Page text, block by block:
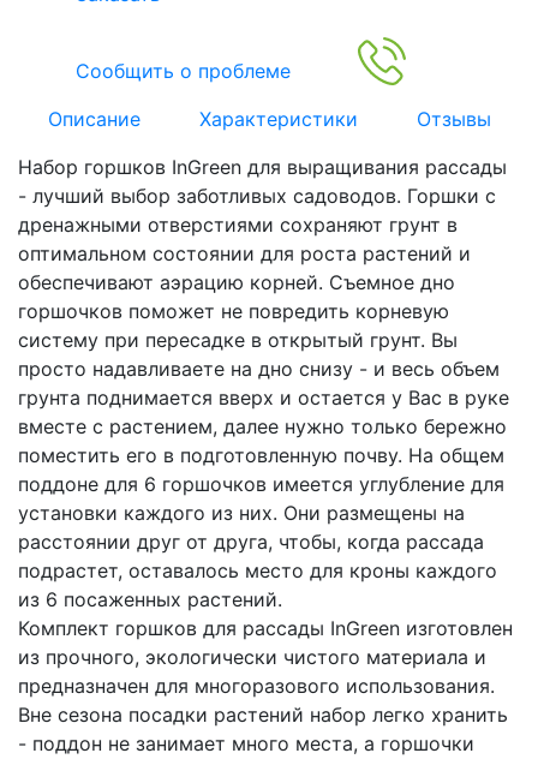
Сообщить о проблеме
Описание
Характеристики
Отзывы
Набор горшков InGreen для выращивания рассады
- лучший выбор заботливых садоводов. Горшки с
дренажными отверстиями сохраняют грунт в
оптимальном состоянии для роста растений и
обеспечивают аэрацию корней. Съемное дно
горшочков поможет не повредить корневую
систему при пересадке в открытый грунт. Вы
просто надавливаете на дно снизу - и весь объем
грунта поднимается вверх и остается у Вас в руке
вместе с растением, далее нужно только бережно
поместить его в подготовленную почву. На общем
поддоне для 6 горшочков имеется углубление для
установки каждого из них. Они размещены на
расстоянии друг от друга, чтобы, когда рассада
подрастет, оставалось место для кроны каждого
из 6 посаженных растений.
Комплект горшков для рассады InGreen изготовлен
из прочного, экологически чистого материала и
предназначен для многоразового использования.
Вне сезона посадки растений набор легко хранить
- поддон не занимает много места, а горшочки